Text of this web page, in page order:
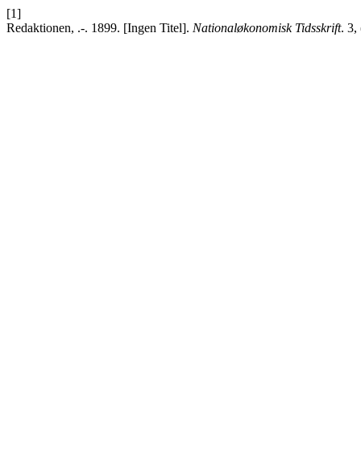
[1]
Redaktionen, .-. 1899. [Ingen Titel]. Nationaløkonomisk Tidsskrift. 3,